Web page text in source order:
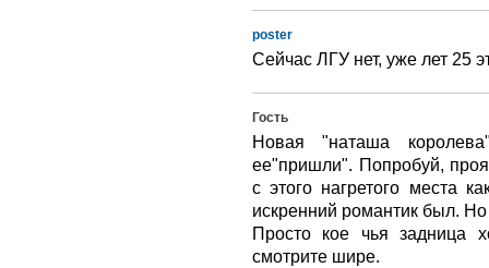
poster
Сейчас ЛГУ нет, уже лет 25
Гость
Новая "наташа
ее"пришли". Попробуй,
с этого нагретого места
искренний романтик был.
Просто кое чья задница
смотрите шире.